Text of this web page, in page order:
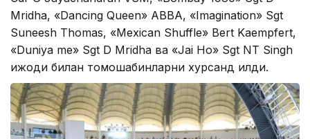
Mridha, «Dancing Queen» ABBA, «Imagination» Sgt
Suneesh Thomas, «Mexican Shuffle» Bert Kaempfert,
«Duniya me» Sgt D Mridha ва «Jai Ho» Sgt NT Singh
ижоди билан томошабинларни хурсанд қилди.